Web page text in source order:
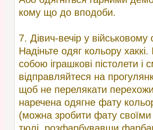
кому що до вподоби.
7. Дівич-вечір у військовому
Надіньте одяг кольору хаккі.
собою іграшкові пістолети і
відправляйтеся на
щоб не перелякати
наречена одягне фату
(можна зробити фату